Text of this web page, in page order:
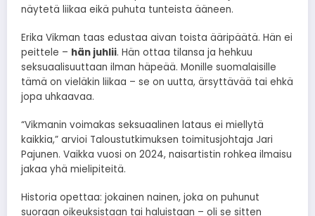
näytetä liikaa eikä puhuta tunteista ääneen.
Erika Vikman taas edustaa aivan toista ääripäätä. Hän ei
peittele – hän juhlii. Hän ottaa tilansa ja hehkuu
seksuaalisuuttaan ilman häpeää. Monille suomalaisille
tämä on vieläkin liikaa – se on uutta, ärsyttävää tai ehkä
jopa uhkaavaa.
“Vikmanin voimakas seksuaalinen lataus ei miellytä
kaikkia,” arvioi Taloustutkimuksen toimitusjohtaja Jari
Pajunen. Vaikka vuosi on 2024, naisartistin rohkea ilmaisu
jakaa yhä mielipiteitä.
Historia opettaa: jokainen nainen, joka on puhunut
suoraan oikeuksistaan tai haluistaan – oli se sitten